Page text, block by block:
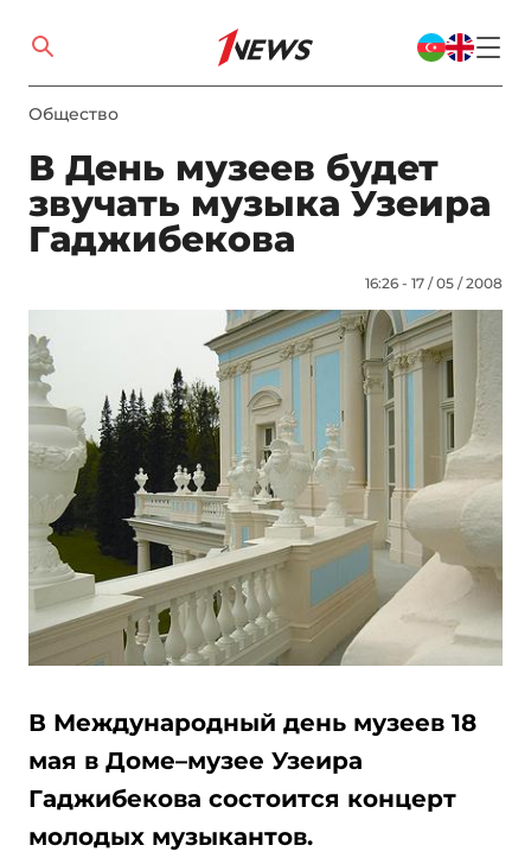
Общество
В День музеев будет
звучать музыка Узеира
Гаджибекова
16:26 - 17 / 05 / 2008
В Международный день музеев 18
мая в Доме–музее Узеира
Гаджибекова состоится концерт
молодых музыкантов.